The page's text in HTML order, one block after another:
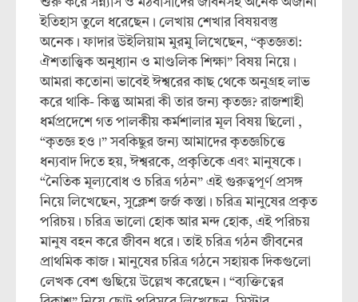
ইতিহাস তুলে ধরেছেন। লেখায় শেখার বিষয়বস্তু
অনেক। ফাদার উইলিয়াম মুরমু লিখেছেন, “কৃতজ্ঞতা:
ঐশতাত্ত্বিক অনুধ্যান ও মাণ্ডলিক শিক্ষা” বিষয় নিয়ে।
আমরা কতোনা ভাবেই ঈশ্বরের কাছ থেকে অনুগ্রহ লাভ
করে থাকি- কিন্তু আমরা কী তার জন্য কৃতজ্ঞ? রাজশাহী
ধর্মপ্রদেশে গত পালকীয় কর্মশালার মূল বিষয় ছিলো ,
“কৃতজ্ঞ হও।” সবকিছুর জন্য আমাদের কৃতজ্ঞচিত্তে
ধন্যবাদ দিতে হয়, ঈশ্বরকে, প্রকৃতিকে এবং মানুষকে।
“নৈতিক মূল্যবোধ ও চরিত্র গঠন” এই গুরুত্বপূর্ণ প্রসঙ্গ
নিয়ে লিখেছেন, সুক্লেশ জর্জ কস্তা। চরিত্র মানুষের প্রকৃত
পরিচয়। চরিত্র ভালো হোক আর মন্দ হোক, এই পরিচয়
মানুষ বহন করে জীবন ধরে। তাই চরিত্র গঠন জীবনের
প্রাথমিক কাজ। মানুষের চরিত্র গঠনে সহায়ক দিকগুলো
লেখক বেশ গুছিয়ে উল্লেখ করেছেন। “ব্যক্তিত্বের